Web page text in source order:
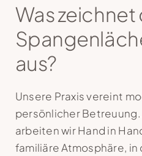
Was zeichnet
aus?
Unsere Praxis vereint
persönlicher
arbeiten wir Hand in
familiäre Atmosphäre,